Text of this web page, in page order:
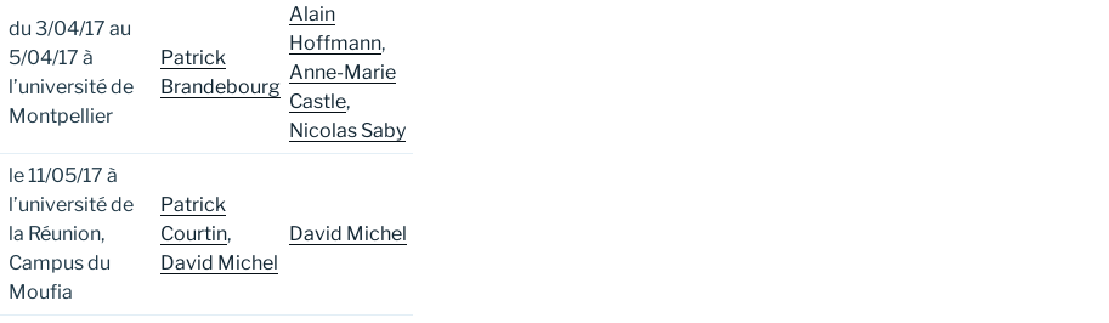
du 3/04/17 au
5/04/17 à
l’université de
Montpellier
Patrick
Brandebourg
Alain
Hoffmann,
Anne-Marie
Castle,
Nicolas Saby
le 11/05/17 à
l’université de
la Réunion,
Campus du
Moufia
Patrick
Courtin,
David Michel
David Michel